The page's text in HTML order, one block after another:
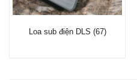
Loa sub điện DLS (67)